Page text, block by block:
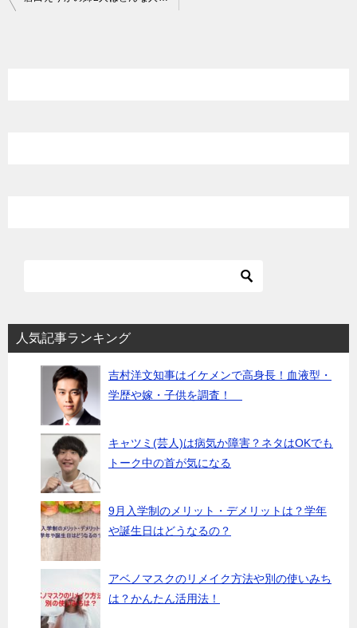
人気記事ランキング
吉村洋文知事はイケメンで高身長！血液型・
学歴や嫁・子供を調査！
キャツミ(芸人)は病気か障害？ネタはOKでも
トーク中の首が気になる
9月入学制のメリット・デメリットは？学年
や誕生日はどうなるの？
アベノマスクのリメイク方法や別の使いみち
は？かんたん活用法！